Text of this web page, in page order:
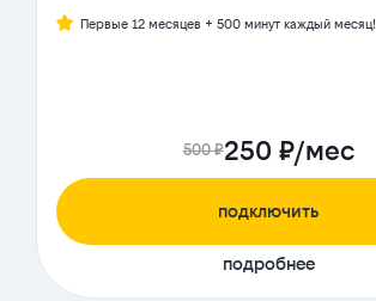
Первые 12 месяцев + 500 минут каждый месяц!
500 ₽250 ₽/мес
подключить
подробнее